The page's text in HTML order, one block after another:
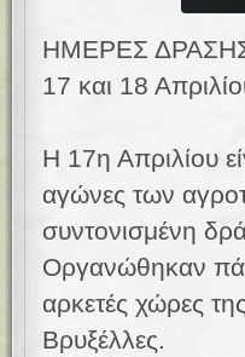
ΗΜΕΡΕΣ
17 και 18
Η 17η Απριλίου
αγώνες των
συντονισμένη
Οργανώθηκαν
αρκετές χώρες
Βρυξέλλες.